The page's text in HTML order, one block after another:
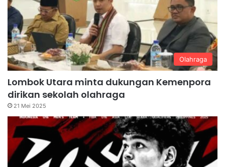
Olahraga
Lombok Utara minta dukungan Kemenpora
dirikan sekolah olahraga
21 Mei 2025